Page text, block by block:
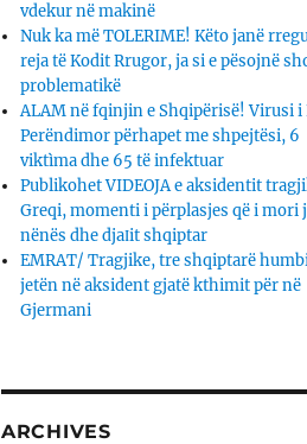
vdekur në makinë
Nuk ka më TOLERIME! Këto janë
reja të Kodit Rrugor, ja si e pësojnë
problematikë
ALAM në fqinjin e Shqipërisë! Virusi
Perëndimor përhapet me shpejtësi, 6
viktìma dhe 65 të infektuar
Publikohet VIDEOJA e aksidentit
Greqi, momenti i përplasjes që i mori
nënës dhe djaΙit shqiptar
EMRAT/ Tragjike, tre shqiptarë
jetën në aksident gjatë kthimit për në
Gjermani
ARCHIVES